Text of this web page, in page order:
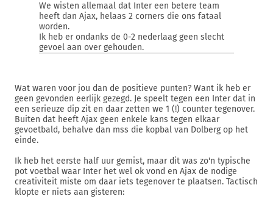
We wisten allemaal dat Inter een betere team
heeft dan Ajax, helaas 2 corners die ons fataal
worden.
Ik heb er ondanks de 0-2 nederlaag geen slecht
gevoel aan over gehouden.
Wat waren voor jou dan de positieve punten? Want ik heb er
geen gevonden eerlijk gezegd. Je speelt tegen een Inter dat in
een serieuze dip zit en daar zetten we 1 (!) counter tegenover.
Buiten dat heeft Ajax geen enkele kans tegen elkaar
gevoetbald, behalve dan mss die kopbal van Dolberg op het
einde.
Ik heb het eerste half uur gemist, maar dit was zo'n typische
pot voetbal waar Inter het wel ok vond en Ajax de nodige
creativiteit miste om daar iets tegenover te plaatsen. Tactisch
klopte er niets aan gisteren: